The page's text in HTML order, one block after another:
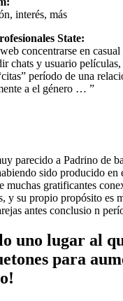
interés, más
State:
concentrarse en casual
chats y usuario
período de una
a el género … ”
parecido a Padrino de
sido producido en
muchas gratificantes
y su propio propósito es
antes conclusio n
uno lugar al
para